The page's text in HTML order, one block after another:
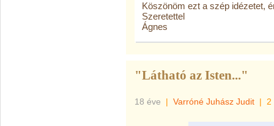
Köszönöm ezt a szép idézetet,
Szeretettel
Ágnes
"Látható az Isten..."
18 éve | Varróné Juhász Judit | 2